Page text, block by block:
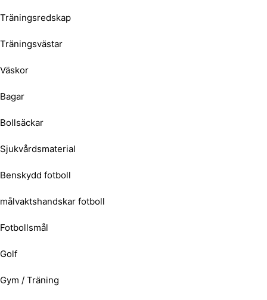
Träningsredskap
Träningsvästar
Väskor
Bagar
Bollsäckar
Sjukvårdsmaterial
Benskydd fotboll
målvaktshandskar fotboll
Fotbollsmål
Golf
Gym / Träning